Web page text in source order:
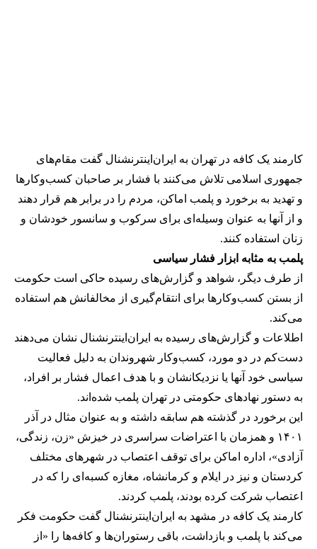
کارمند یک کافه در تهران به ایران‌اینترنشنال گفت مقام‌های
جمهوری اسلامی تلاش می‌کنند با فشار بر صاحبان کسب‌وکارها
و تهدید به برخورد و پلمب اماکن، مردم را در برابر هم قرار دهند
و از آنها به عنوان وسیله‌ای برای سرکوب و سانسور خودشان و
زنان استفاده کنند.
پلمب به مثابه ابزار فشار سیاسی
از طرف دیگر، شواهد و گزارش‌های رسیده حاکی است حکومت
از بستن کسب‌وکارها برای انتقام‌گیری از مخالفانش هم استفاده
می‌کند.
اطلاعات و گزارش‌های رسیده به ایران‌اینترنشنال نشان می‌دهند
دست‌کم در دو مورد، کسب‌وکار شهروندان به دلیل فعالیت
سیاسی خود آنها یا نزدیکانشان و با هدف اعمال فشار بر افراد،
به دستور نهادهای حکومتی در تهران پلمب شده‌اند.
این برخورد در گذشته هم سابقه داشته و به عنوان مثال در آذر
۱۴۰۱ و همزمان با اعتراضات سراسری در خیزش «زن، زندگی،
آزادی»، اداره اماکن برای توقف اعتصاب در شهرهای مختلف
کردستان و نیز در ایلام و کرمانشاه، مغازه کسبه‌ای را که در
اعتصاب شرکت کرده بودند، پلمب کردند.
کارمند یک کافه در مشهد به ایران‌اینترنشنال گفت حکومت فکر
می‌کند با پلمب و بازداشت، باقی رستوران‌ها و کافه‌ها را «از